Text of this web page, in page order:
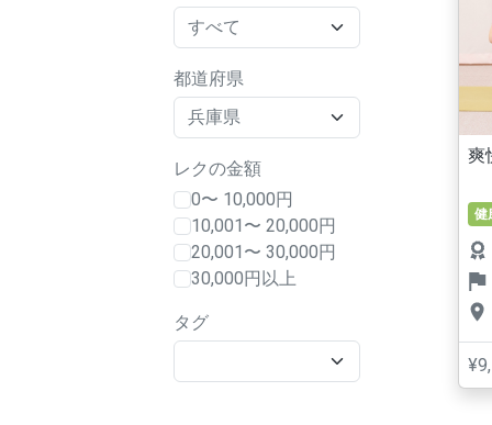
都道府県
レクの金額
0〜 10,000円
10,001〜 20,000円
20,001〜 30,000円
30,000円以上
タグ
爽
健